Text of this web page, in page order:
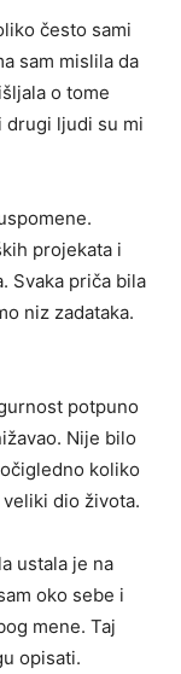
često sami
sam mislila da
o tome
drugi ljudi su mi
projekata i
Svaka priča bila
niz zadataka.
potpuno
Nije bilo
koliko
dio života.
ustala je na
oko sebe i
mene. Taj
opisati.